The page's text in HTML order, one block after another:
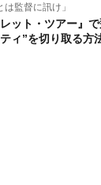
監督に訊け」
レット・ツアー』
ィ”を切り取る方